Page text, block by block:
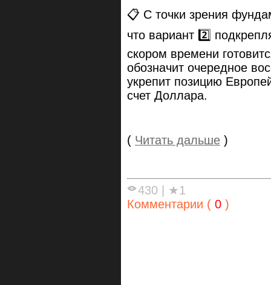
📋 С точки зрения
что вариант 2️⃣
скором времени
обозначит очередное
укрепит позицию
счет Доллара.
( Читать дальше )
430
★1
Комментарии ( 0 )